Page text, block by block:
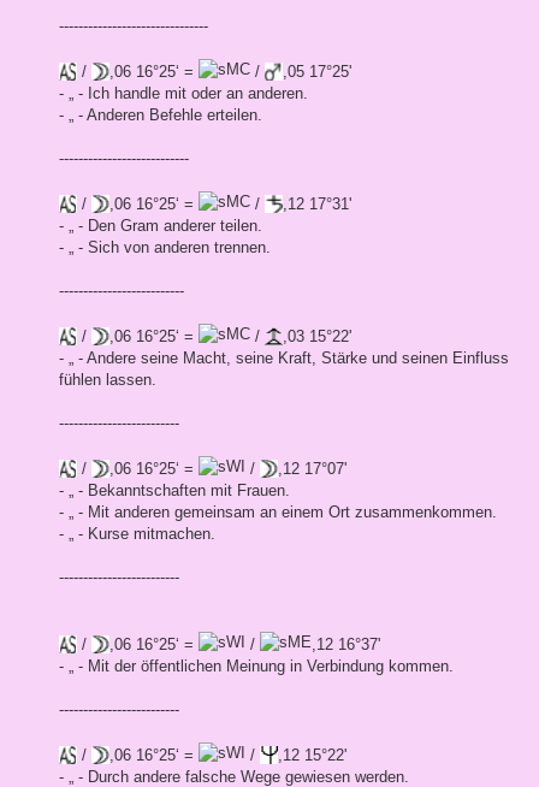
-------------------------------
/ ,06 16°25‘ = /
,05 17°25'
- „ - Ich handle mit oder an anderen.
- „ - Anderen Befehle erteilen.
---------------------------
/ ,06 16°25‘ = /
,12 17°31'
- „ - Den Gram anderer teilen.
- „ - Sich von anderen trennen.
--------------------------
/ ,06 16°25‘ = /
,03 15°22'
- „ - Andere seine Macht, seine Kraft, Stärke und seinen Einfluss
fühlen lassen.
-------------------------
/ ,06 16°25‘ = /
,12 17°07'
- „ - Bekanntschaften mit Frauen.
- „ - Mit anderen gemeinsam an einem Ort zusammenkommen.
- „ - Kurse mitmachen.
-------------------------
/ ,06 16°25‘ = /
,12 16°37'
- „ - Mit der öffentlichen Meinung in Verbindung kommen.
-------------------------
/ ,06 16°25‘ = /
,12 15°22'
- „ - Durch andere falsche Wege gewiesen werden.